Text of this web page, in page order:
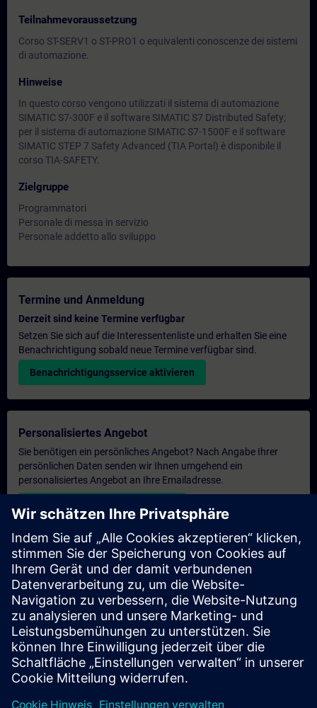
Teilnahmevoraussetzung
Corso ST-SERV1 o ST-PRO1 o equivalenti conoscenze dei sistemi
di automazione.
Hinweise
In questo corso vengono utilizzati il sistema di automazione
SIMATIC S7-300F e il software SIMATIC S7 Distributed Safety;
per il sistema di automazione SIMATIC S7-1500F e il software
SIMATIC STEP 7 Safety Advanced (TIA Portal) è disponibile il
corso TIA-SAFETY.
Zielgruppe
Programmatori
Personale di messa in servizio
Personale addetto allo sviluppo
Termine und Anmeldung
Derzeit sind keine Termine verfügbar
Setzen Sie sich auf die Interessentenliste und erhalten Sie eine
Benachrichtigung sobald neue Termine verfügbar sind.
Benachrichtigungsservice aktivieren
Personalisiertes Angebot
Sie benötigen ein persönliches Angebot? Nach Angabe Ihrer
persönlichen Daten senden wir Ihnen umgehend ein
personalisiertes Angebot an Ihre Emailadresse.
Persönliches Angebot zusenden
Anfrage Exklusivtraining
Haben Sie Bedarf an einem höheren Schulungsangebot und
brauchen ein exklusives Training – entweder vor Ort bei Ihnen,
virtuell oder in einem SITRAIN Trainingscenter? Nachdem Sie
uns Ihre persönlichen Daten und Ihren Trainingsbedarf
übermittelt haben, bekommen Sie von uns ein Angebot für eine
exklusive Schulung.
Exklusives Angebot anfragen